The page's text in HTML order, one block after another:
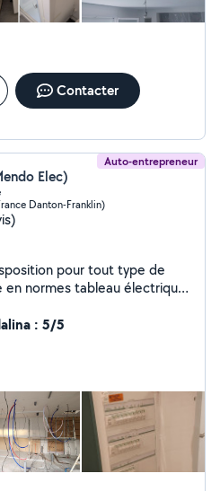
Contacter
Auto-entrepreneur
Elec)
Danton-Franklin)
pour tout type de
normes tableau électrique,
montage de meubles et
Cordialement
: 5/5